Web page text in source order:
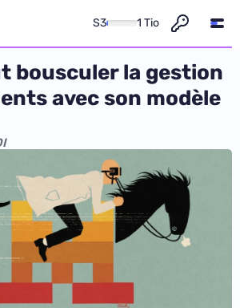
S3 1 Tio
bousculer la gestion
avec son modèle